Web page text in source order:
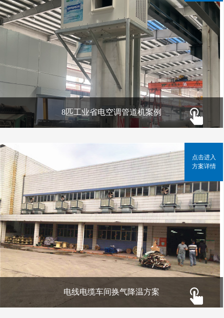
8匹工业省电空调管道机案例
电线电缆车间换气降温方案
点击进入
方案详情